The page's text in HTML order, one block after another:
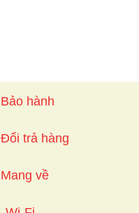
Bảo hành
Đổi trả hàng
Mang về